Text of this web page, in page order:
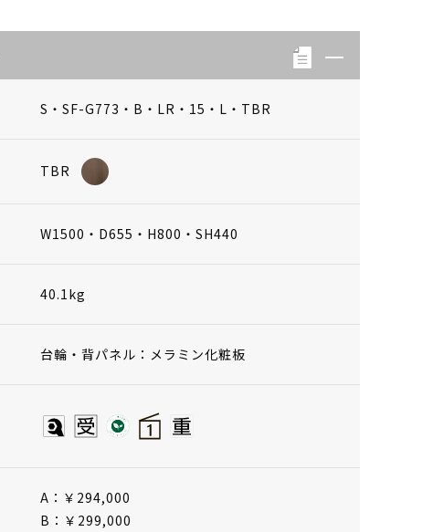
S・SF-G773・B・LR・15・L・TBR
TBR
W1500・D655・H800・SH440
40.1kg
台輪・背パネル：メラミン化粧板
A：￥294,000
B：￥299,000